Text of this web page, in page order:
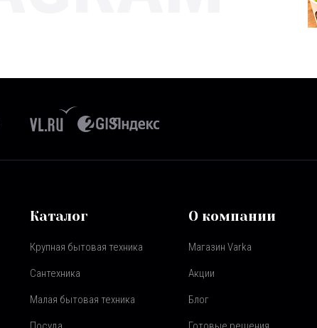
Каталог
Крупная бытовая техника
Сантехника
Малая бытовая техника
О компании
Магазин Varka
Акции
Блог